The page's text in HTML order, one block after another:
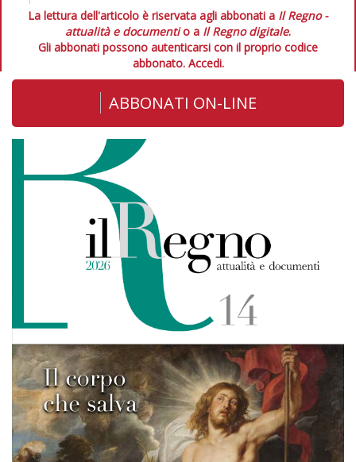
La lettura dell'articolo è riservata agli abbonati a Il Regno -
attualità e documentio a Il Regno digitale.
Gli abbonati possono autenticarsi con il proprio codice
abbonato. Accedi.
ABBONATI ON-LINE